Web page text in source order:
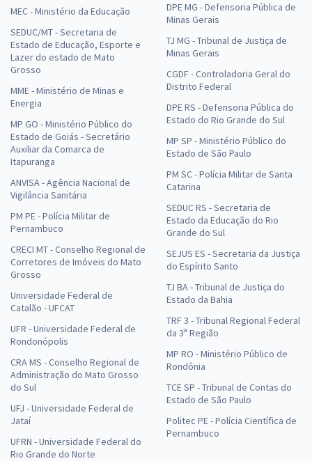
MEC - Ministério da Educação
SEDUC/MT - Secretaria de
Estado de Educação, Esporte e
Lazer do estado de Mato
Grosso
MME - Ministério de Minas e
Energia
MP GO - Ministério Público do
Estado de Goiás - Secretário
Auxiliar da Comarca de
Itapuranga
ANVISA - Agência Nacional de
Vigilância Sanitária
PM PE - Polícia Militar de
Pernambuco
CRECI MT - Conselho Regional de
Corretores de Imóveis do Mato
Grosso
Universidade Federal de
Catalão - UFCAT
UFR - Universidade Federal de
Rondonópolis
CRA MS - Conselho Regional de
Administração do Mato Grosso
do Sul
UFJ - Universidade Federal de
Jataí
UFRN - Universidade Federal do
Rio Grande do Norte
DPE MG - Defensoria Pública de
Minas Gerais
TJ MG - Tribunal de Justiça de
Minas Gerais
CGDF - Controladoria Geral do
Distrito Federal
DPE RS - Defensoria Pública do
Estado do Rio Grande do Sul
MP SP - Ministério Público do
Estado de São Paulo
PM SC - Polícia Militar de Santa
Catarina
SEDUC RS - Secretaria de
Estado da Educação do Rio
Grande do Sul
SEJUS ES - Secretaria da Justiça
do Espírito Santo
TJ BA - Tribunal de Justiça do
Estado da Bahia
TRF 3 - Tribunal Regional Federal
da 3ª Região
MP RO - Ministério Público de
Rondônia
TCE SP - Tribunal de Contas do
Estado de São Paulo
Politec PE - Polícia Científica de
Pernambuco